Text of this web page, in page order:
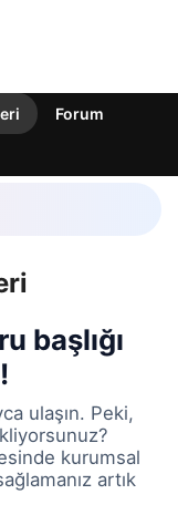
Forum
başlığı
ulaşın. Peki,
kurumsal
artık